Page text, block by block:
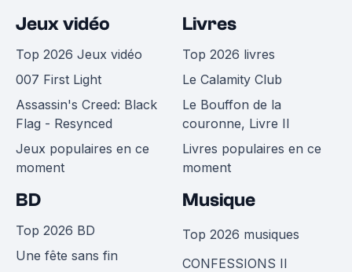
Jeux vidéo
Top 2026 Jeux vidéo
007 First Light
Assassin's Creed: Black
Flag - Resynced
Jeux populaires en ce
moment
Livres
Top 2026 livres
Le Calamity Club
Le Bouffon de la
couronne, Livre II
Livres populaires en ce
moment
BD
Top 2026 BD
Une fête sans fin
Musique
Top 2026 musiques
CONFESSIONS II